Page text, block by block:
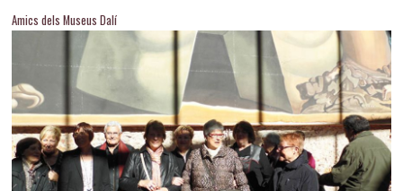
Amics dels Museus Dalí